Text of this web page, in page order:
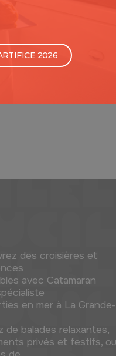
2026
des croisières et
avec Catamaran
en mer à La Grande-
de balades relaxantes,
privés et festifs, ou